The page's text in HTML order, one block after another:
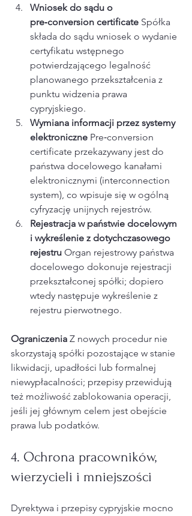
Wniosek do sądu o
pre‑conversion certificate Spółka
składa do sądu wniosek o wydanie
certyfikatu wstępnego
potwierdzającego legalność
planowanego przekształcenia z
punktu widzenia prawa
cypryjskiego.​
Wymiana informacji przez systemy
elektroniczne Pre‑conversion
certificate przekazywany jest do
państwa docelowego kanałami
elektronicznymi (interconnection
system), co wpisuje się w ogólną
cyfryzację unijnych rejestrów.​
Rejestracja w państwie docelowym
i wykreślenie z dotychczasowego
rejestru Organ rejestrowy państwa
docelowego dokonuje rejestracji
przekształconej spółki; dopiero
wtedy następuje wykreślenie z
rejestru pierwotnego.
Ograniczenia Z nowych procedur nie
skorzystają spółki pozostające w stanie
likwidacji, upadłości lub formalnej
niewypłacalności; przepisy przewidują
też możliwość zablokowania operacji,
jeśli jej głównym celem jest obejście
prawa lub podatków.​
4. Ochrona pracowników,
wierzycieli i mniejszości
Dyrektywa i przepisy cypryjskie mocno